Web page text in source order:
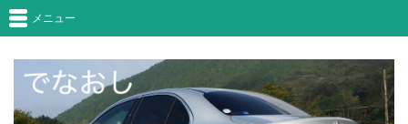
メニュー